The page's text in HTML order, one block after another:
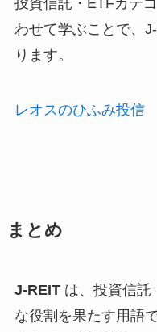
投資信託・ETFカテ
わせて学ぶことで、
ります。
レオスのひふみ投信
まとめ
J-REITは、投資信託
な役割を果たす用語